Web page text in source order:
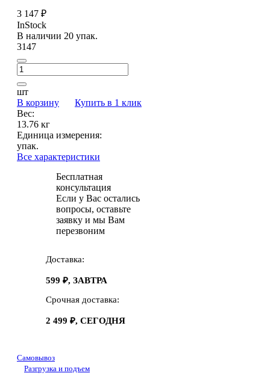
3 147 ₽
InStock
В наличии 20 упак.
3147
шт
В корзину
Купить в 1 клик
Вес:
13.76 кг
Единица измерения:
упак.
Все характеристики
Бесплатная
консультация
Если у Вас остались
вопросы, оставьте
заявку и мы Вам
перезвоним
Доставка:
599 ₽, ЗАВТРА
Срочная доставка:
2 499 ₽, СЕГОДНЯ
Самовывоз
Разгрузка и подъем